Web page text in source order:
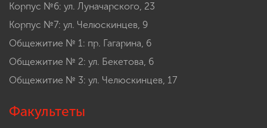
Корпус №6: ул. Луначарского, 23
Корпус №7: ул. Челюскинцев, 9
Общежитие № 1: пр. Гагарина, 6
Общежитие № 2: ул. Бекетова, 6
Общежитие № 3: ул. Челюскинцев, 17
Факультеты